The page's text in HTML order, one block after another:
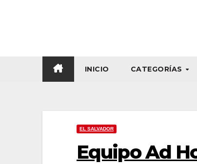
INICIO CATEGORÍAS
EL SALVADOR
Equipo Ad